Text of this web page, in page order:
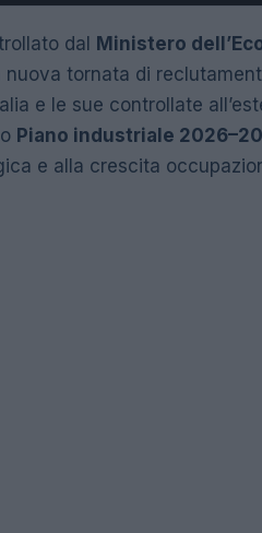
dal
Ministero
nuova tornata di
e le sue controllate
Piano industriale
e alla crescita